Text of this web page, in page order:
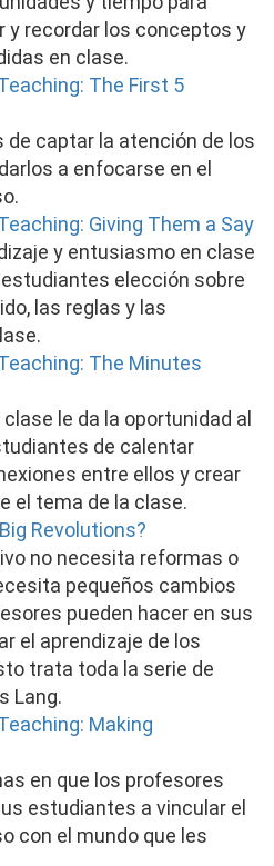
y recordar los conceptos y
en clase.
The First 5
de captar la atención de los
a enfocarse en el
Giving Them a Say
y entusiasmo en clase
elección sobre
las reglas y las
The Minutes
le da la oportunidad al
de calentar
entre ellos y crear
el tema de la clase.
Revolutions?
no necesita reformas o
pequeños cambios
pueden hacer en sus
el aprendizaje de los
trata toda la serie de
Lang.
Making
en que los profesores
estudiantes a vincular el
con el mundo que les